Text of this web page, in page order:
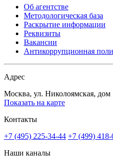
Об агентстве
Методологическая база
Раскрытие информации
Реквизиты
Вакансии
Антикоррупционная
Адрес
Москва, ул. Николоямская, дом
Показать на карте
Контакты
+7 (495) 225-34-44 +7 (499) 418-
Наши каналы